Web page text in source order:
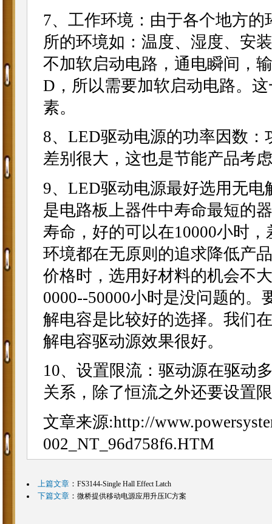
7、工作环境：由于各个地方
所的环境如：温度、湿度、安
不加软启动电路，通电瞬间，
D，所以需要加软启动电路。
素。
8、LED驱动电源的功率因数
差别很大，这也是节能产品考
9、LED驱动电源最好选用无
是电路板上器件中寿命最短的
寿命，好的可以在10000小时
环境都在无原则的追求降低产
价格时，选用好材料的机会不
0000--50000小时是没问题的
解电容是比较好的选择。我们
解电容驱动源效果很好。
10、设置限流：驱动源在驱动
关系，除了恒流之外还要设置
文章来源:http://
002_NT_96d758f6.HTM
上篇文章： FS3144-Single Hall Effect Latch
下篇文章： 微桥提供移动电源应用升压IC方案